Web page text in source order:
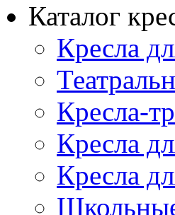
Каталог
Кресла
Кресла-
Кресла
Кресла